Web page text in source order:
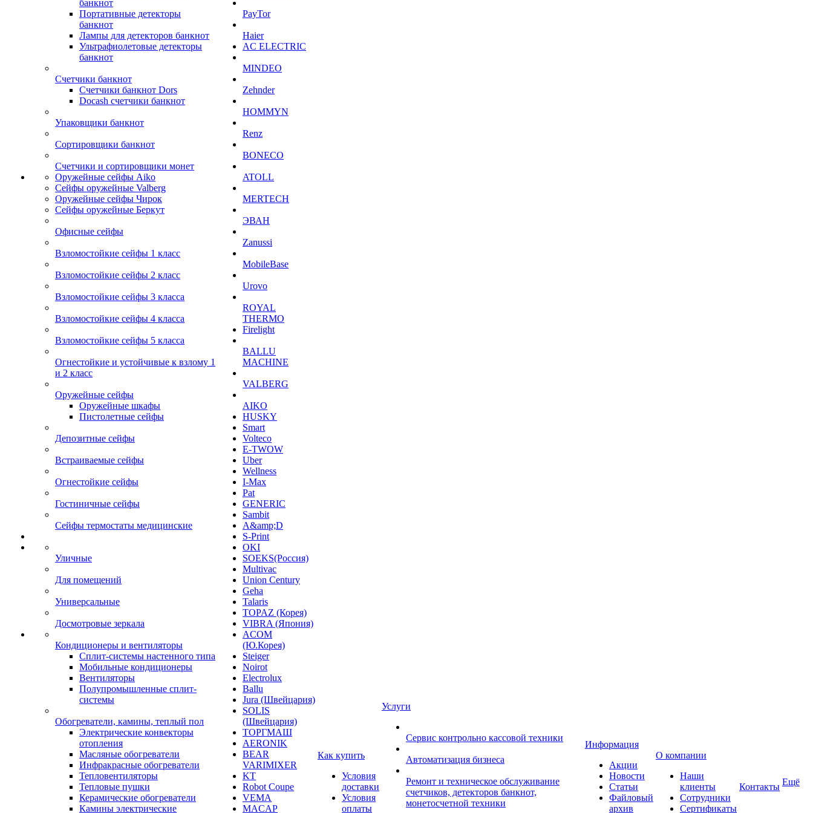
банкнот
Портативные детекторы
банкнот
Лампы для детекторов банкнот
Ультрафиолетовые детекторы
банкнот
Счетчики банкнот
Счетчики банкнот Dors
Docash счетчики банкнот
Упаковщики банкнот
Сортировщики банкнот
Счетчики и сортировщики монет
Оружейные сейфы Aiko
Сейфы оружейные Valberg
Оружейные сейфы Чирок
Сейфы оружейные Беркут
Офисные сейфы
Взломостойкие сейфы 1 класс
Взломостойкие сейфы 2 класс
Взломостойкие сейфы 3 класса
Взломостойкие сейфы 4 класса
Взломостойкие сейфы 5 класса
Огнестойкие и устойчивые к взлому 1
и 2 класс
Оружейные сейфы
Оружейные шкафы
Пистолетные сейфы
Депозитные сейфы
Встраиваемые сейфы
Огнестойкие сейфы
Гостиничные сейфы
Сейфы термостаты медицинские
Уличные
Для помещений
Универсальные
Досмотровые зеркала
Кондиционеры и вентиляторы
Сплит-системы настенного типа
Мобильные кондиционеры
Вентиляторы
Полупромышленные сплит-
системы
Обогреватели, камины, теплый пол
Электрические конвекторы
отопления
Масляные обогреватели
Инфракрасные обогреватели
Тепловентиляторы
Тепловые пушки
Керамические обогреватели
Камины электрические
PayTor
Haier
AC ELECTRIC
MINDEO
Zehnder
HOMMYN
Renz
BONECO
ATOLL
MERTECH
ЭВАН
Zanussi
MobileBase
Urovo
ROYAL
THERMO
Firelight
BALLU
MACHINE
VALBERG
AIKO
HUSKY
Smart
Volteco
E-TWOW
Uber
Wellness
I-Max
Pat
GENERIC
Sambit
A&amp;D
S-Print
OKI
SOEKS(Россия)
Multivac
Union Century
Geha
Talaris
TOPAZ (Корея)
VIBRA (Япония)
ACOM
(Ю.Корея)
Steiger
Noirot
Electrolux
Ballu
Jura (Швейцария)
SOLIS
(Швейцария)
ТОРГМАШ
AERONIK
BEAR
VARIMIXER
KT
Robot Coupe
VEMA
MACAP
Как купить
Условия
доставки
Условия
оплаты
Услуги
Сервис контрольно кассовой техники
Автоматизация бизнеса
Ремонт и техническое обслуживание
счетчиков, детекторов банкнот,
монетосчетной техники
Информация
Акции
Новости
Статьи
Файловый
архив
О компании
Наши
клиенты
Сотрудники
Сертификаты
Контакты Ещё